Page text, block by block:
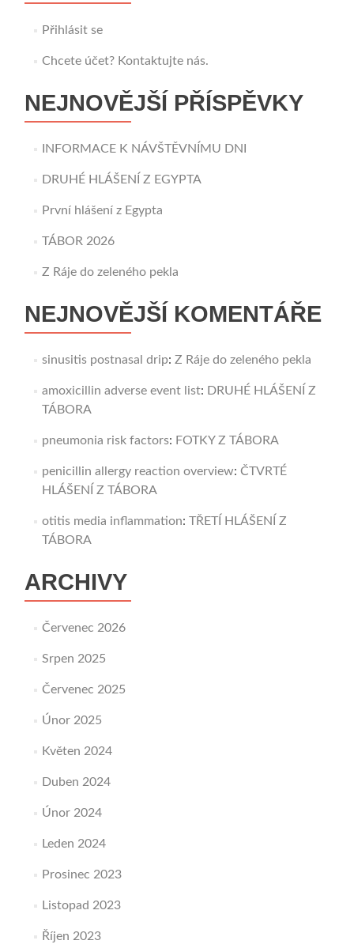
Přihlásit se
Chcete účet? Kontaktujte nás.
NEJNOVĚJŠÍ PŘÍSPĚVKY
INFORMACE K NÁVŠTĚVNÍMU DNI
DRUHÉ HLÁŠENÍ Z EGYPTA
První hlášení z Egypta
TÁBOR 2026
Z Ráje do zeleného pekla
NEJNOVĚJŠÍ KOMENTÁŘE
sinusitis postnasal drip: Z Ráje do zeleného pekla
amoxicillin adverse event list: DRUHÉ HLÁŠENÍ Z
TÁBORA
pneumonia risk factors: FOTKY Z TÁBORA
penicillin allergy reaction overview: ČTVRTÉ
HLÁŠENÍ Z TÁBORA
otitis media inflammation: TŘETÍ HLÁŠENÍ Z
TÁBORA
ARCHIVY
Červenec 2026
Srpen 2025
Červenec 2025
Únor 2025
Květen 2024
Duben 2024
Únor 2024
Leden 2024
Prosinec 2023
Listopad 2023
Říjen 2023